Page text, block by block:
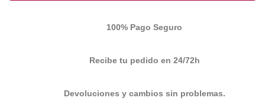
100% Pago Seguro
Recibe tu pedido en 24/72h
Devoluciones y cambios sin problemas.